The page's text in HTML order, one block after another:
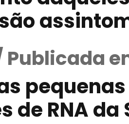
de RNA da